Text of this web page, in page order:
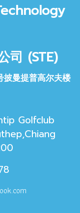
司 (STE)
披曼提普高尔夫楼
Golfclub